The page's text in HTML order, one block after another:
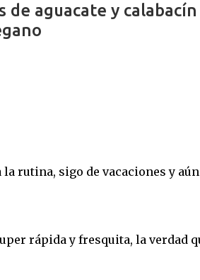
de aguacate y
rutina, sigo de vacaciones y
rápida y fresquita, la verdad